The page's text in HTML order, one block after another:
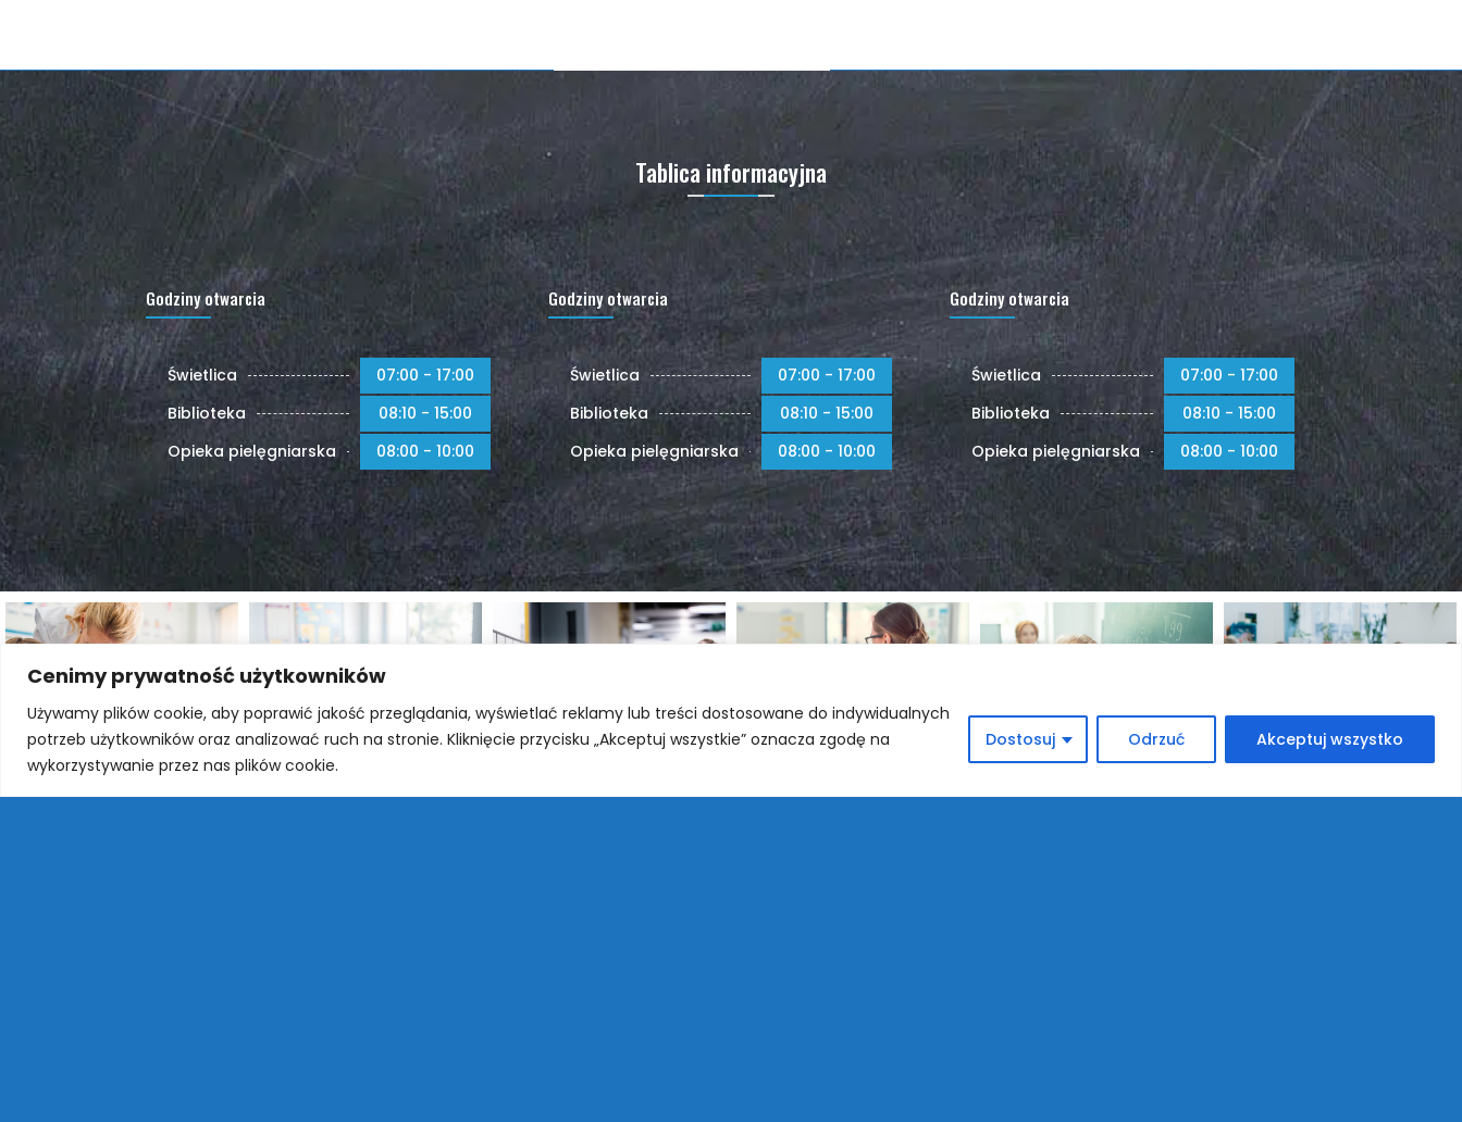
Cenimy prywatność użytkowników
Używamy plików cookie, aby poprawić jakość przeglądania, wyświetlać reklamy lub treści dostosowane do indywidualnych
potrzeb użytkowników oraz analizować ruch na stronie. Kliknięcie przycisku „Akceptuj wszystkie” oznacza zgodę na
wykorzystywanie przez nas plików cookie.
Dostosuj Odrzuć Akceptuj wszystko
Tablica informacyjna
Godziny otwarcia
Świetlica
07:00 - 17:00
Biblioteka
08:10 - 15:00
Opieka pielęgniarska
08:00 - 10:00
Godziny otwarcia
Świetlica
07:00 - 17:00
Biblioteka
08:10 - 15:00
Opieka pielęgniarska
08:00 - 10:00
Godziny otwarcia
Świetlica
07:00 - 17:00
Biblioteka
08:10 - 15:00
Opieka pielęgniarska
08:00 - 10:00